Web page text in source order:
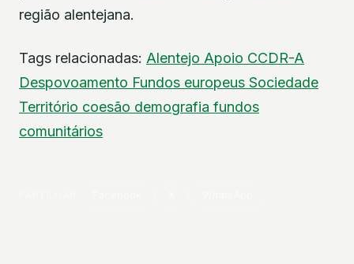
região alentejana.
Tags relacionadas: Alentejo Apoio CCDR-A
Despovoamento Fundos europeus Sociedade
Território coesão demografia fundos
comunitários